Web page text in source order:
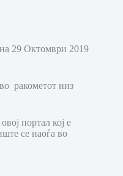
29 Октомври 2019
ракометот низ
портал кој е
се наоѓа во